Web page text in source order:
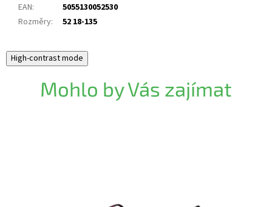
EAN:
5055130052530
Rozměry: 52 18-135
High-contrast mode
Mohlo by Vás zajímat